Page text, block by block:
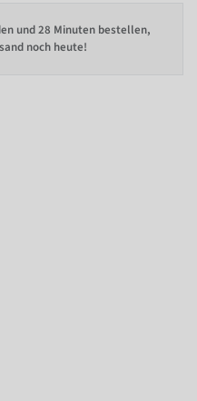
und 28 Minuten bestellen,
noch heute!